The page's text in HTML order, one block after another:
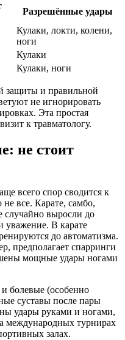
Разрешённые удары
Кулаки, локти, колени,
ноги
Кулаки
Кулаки, ноги
защиты и правильной
не игнорировать
Эта простая
к травматологу.
не стоит
всего спор сводится к
все. Карате, самбо,
случайно выросли до
уважение. В карате
до автоматизма.
предполагает спарринги
мощные удары ногами
болевые (особенно
суставы после пары
удары руками и ногами,
турнирах
залах.